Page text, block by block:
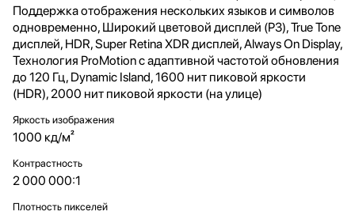
Поддержка отображения нескольких языков и символов
одновременно, Широкий цветовой дисплей (P3), True Tone
дисплей, HDR, Super Retina XDR дисплей, Always On Display,
Технология ProMotion с адаптивной частотой обновления
до 120 Гц, Dynamic Island, 1600 нит пиковой яркости
(HDR), 2000 нит пиковой яркости (на улице)
Яркость изображения
1000 кд/м²
Контрастность
2 000 000:1
Плотность пикселей